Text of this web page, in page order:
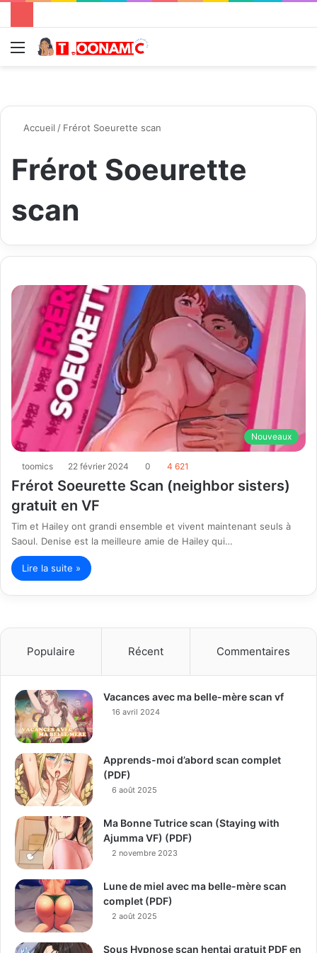
Menu
Accueil / Frérot Soeurette scan
Frérot Soeurette
scan
Nouveaux
toomics 22 février 2024 0 4 621
Frérot Soeurette Scan (neighbor sisters)
gratuit en VF
Tim et Hailey ont grandi ensemble et vivent maintenant seuls à
Saoul. Denise est la meilleure amie de Hailey qui…
Lire la suite »
Populaire Récent Commentaires
Vacances avec ma belle-mère scan vf
16 avril 2024
Apprends-moi d’abord scan complet
(PDF)
6 août 2025
Ma Bonne Tutrice scan (Staying with
Ajumma VF) (PDF)
2 novembre 2023
Lune de miel avec ma belle-mère scan
complet (PDF)
2 août 2025
Sous Hypnose scan hentai gratuit PDF en